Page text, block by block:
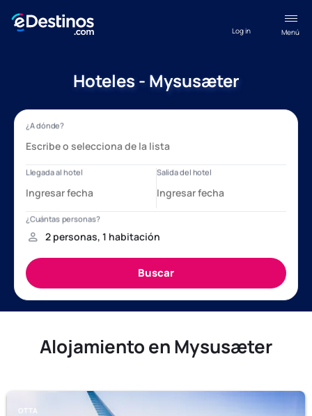
Menú
Log in
Hoteles - Mysusæter
Alojamiento en Mysusæter
OTTA